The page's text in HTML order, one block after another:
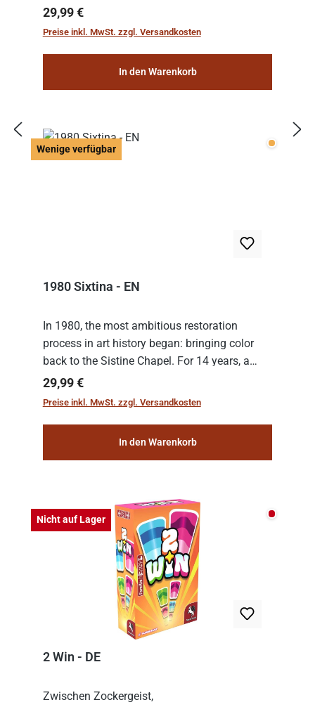
Regulärer Preis:
29,99 €
Preise inkl. MwSt. zzgl. Versandkosten
In den Warenkorb
Wenige verfügbar Wenige
1980 Sixtina - EN
In 1980, the most ambitious restoration
process in art history began: bringing color
back to the Sistine Chapel. For 14 years, a
team of experts from the Vatican undertook
the meticulous job of cleaning and
Regulärer Preis:
29,99 €
Preise inkl. MwSt. zzgl. Versandkosten
In den Warenkorb
Nicht auf Lager Nicht
2 Win - DE
Zwischen Zockergeist,